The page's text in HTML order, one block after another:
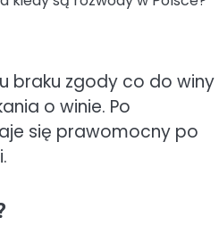
braku zgody co do winy
o winie. Po
się prawomocny po